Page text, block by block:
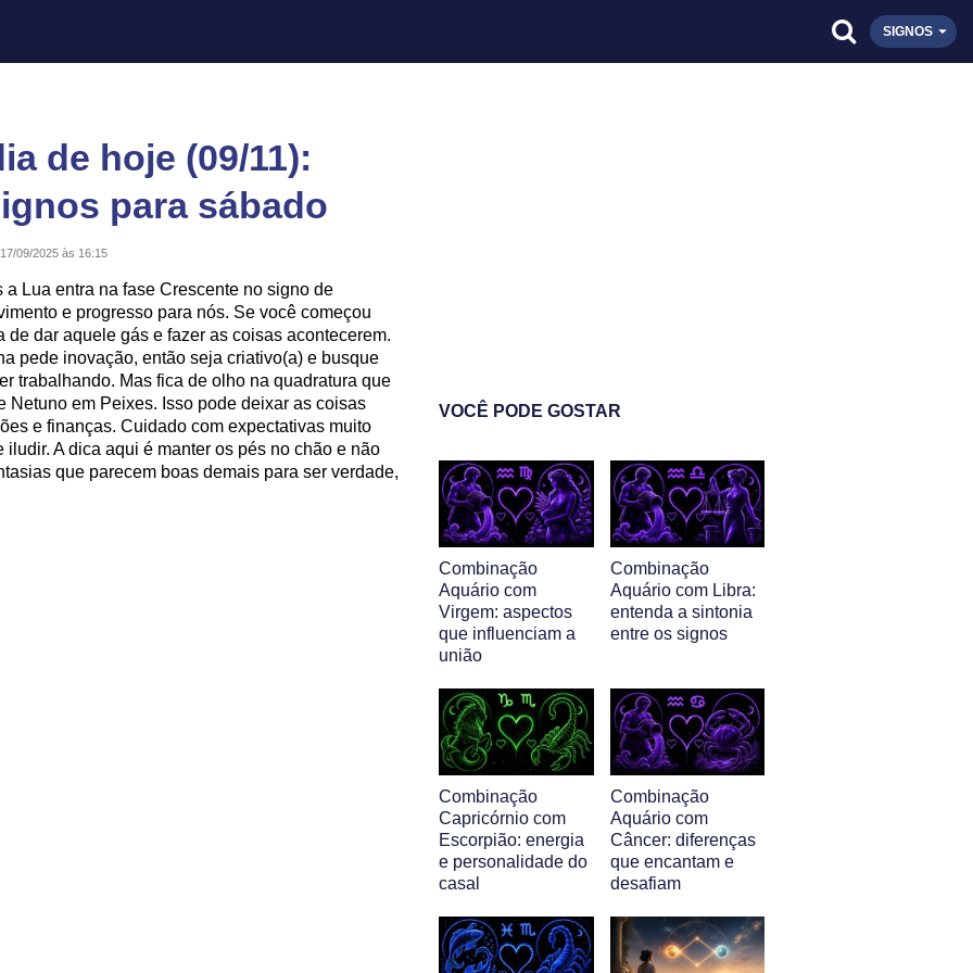
SIGNOS
de hoje (09/11):
para sábado
17/09/2025 às 16:15
Lua entra na fase Crescente no signo de
e progresso para nós. Se você começou
dar aquele gás e fazer as coisas acontecerem.
pede inovação, então seja criativo(a) e busque
trabalhando. Mas fica de olho na quadratura que
Netuno em Peixes. Isso pode deixar as coisas
e finanças. Cuidado com expectativas muito
A dica aqui é manter os pés no chão e não
que parecem boas demais para ser verdade,
VOCÊ PODE GOSTAR
Combinação
Aquário com
Virgem: aspectos
que influenciam a
união
Combinação
Aquário com Libra:
entenda a sintonia
entre os signos
Combinação
Capricórnio com
Escorpião: energia
e personalidade do
casal
Combinação
Aquário com
Câncer: diferenças
que encantam e
desafiam